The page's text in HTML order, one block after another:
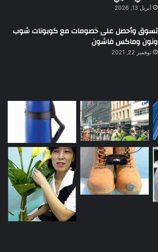
أبريل 13, 2026
تسوق وأحصل على خصومات مع كوبونات شوب
ونون وماكس فاشون
نوفمبر 22, 2021